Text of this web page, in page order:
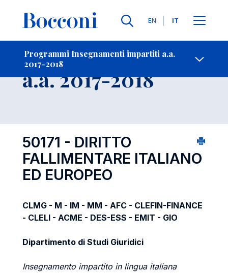
Lingue
EN IT
Programmi Insegnamenti impartiti a.a.
2017-2018
-
Insegnamento
a.a. 2017-2018
50171 - DIRITTO
FALLIMENTARE ITALIANO
ED EUROPEO
CLMG - M - IM - MM - AFC - CLEFIN-FINANCE
- CLELI - ACME - DES-ESS - EMIT - GIO
Dipartimento di Studi Giuridici
Insegnamento impartito in lingua italiana